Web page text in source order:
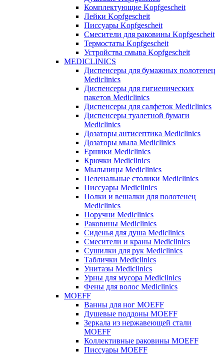
Комплектующие Kopfgescheit
Лейки Kopfgescheit
Писсуары Kopfgescheit
Смесители для раковины Kopfgescheit
Термостаты Kopfgescheit
Устройства смыва Kopfgescheit
MEDICLINICS
Диспенсеры для бумажных полотенец
Mediclinics
Диспенсеры для гигиенических
пакетов Mediclinics
Диспенсеры для салфеток Mediclinics
Диспенсеры туалетной бумаги
Mediclinics
Дозаторы антисептика Mediclinics
Дозаторы мыла Mediclinics
Ершики Mediclinics
Крючки Mediclinics
Мыльницы Mediclinics
Пеленальные столики Mediclinics
Писсуары Mediclinics
Полки и вешалки для полотенец
Mediclinics
Поручни Mediclinics
Раковины Mediclinics
Сиденья для душа Mediclinics
Смесители и краны Mediclinics
Сушилки для рук Mediclinics
Таблички Mediclinics
Унитазы Mediclinics
Урны для мусора Mediclinics
Фены для волос Mediclinics
MOEFF
Ванны для ног MOEFF
Душевые поддоны MOEFF
Зеркала из нержавеющей стали
MOEFF
Коллективные раковины MOEFF
Писсуары MOEFF